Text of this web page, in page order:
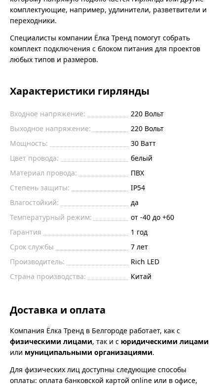
комплектующие, например, удлинители, разветвители и
переходники.
Специалисты компании Ёлка Тренд помогут собрать
комплект подключения с блоком питания для проектов
любых типов и размеров.
Характеристики гирлянды
Входное напряжение:
220 Вольт
Выходное напряжение:
220 Вольт
Мощность:
30 Ватт
Цвет провода:
белый
Материал провода:
ПВХ
Степень защиты:
IP54
Влагостойкий:
да
Температурный режим:
от -40 до +60
Гарантия
1 год
Срок службы
7 лет
Производитель:
Rich LED
Страна производства:
Китай
Доставка и оплата
Компания Ёлка Тренд в Белгороде работает, как с
физическими лицами, так и с юридическими лицами
или муниципальными организациями.
Для физических лиц доступны следующие способы
оплаты: оплата банковской картой online или в офисе,